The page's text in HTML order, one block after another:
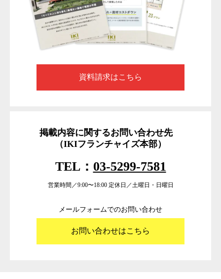
資料請求はこちら
掲載内容に関するお問い合わせ先
（IKIフランチャイズ本部）
TEL： 03-5299-7581
営業時間／9:00〜18:00 定休日／土曜日・日曜日
メールフォームでのお問い合わせ
お問い合わせはこちら